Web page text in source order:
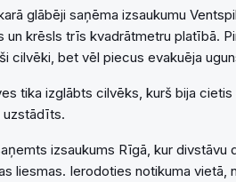
glābēji saņēma izsaukumu
un krēsls trīs kvadrātmetru platībā.
cilvēki, bet vēl piecus evakuēja
tika izglābts cilvēks, kurš bija
uzstādīts.
izsaukums Rīgā, kur divstāvu
liesmas. Ierodoties notikuma